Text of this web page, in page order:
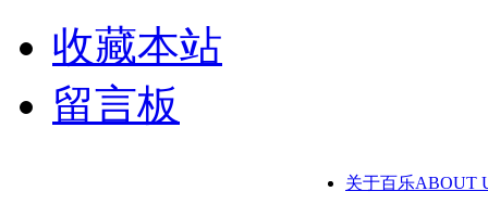
收藏本站
留言板
关于百乐ABOUT